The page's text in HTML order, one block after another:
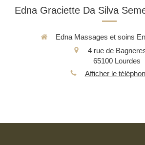
Edna Graciette Da Silva
Edna Massages et soins
4 rue de
65100 Lourdes
Afficher le